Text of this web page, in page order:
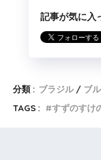
記事が気に入
分類 : ブラジル
ブ
TAGS :
すずのすけ